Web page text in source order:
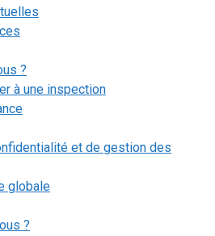
?
à une inspection
et de gestion des
globale
?